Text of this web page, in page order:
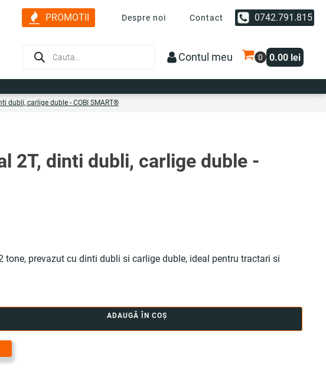
PROMOTII Despre noi Contact 0742.791.815
Products
Contul meu 0.00 lei
dubli, carlige duble - COBI SMART®
2T, dinti dubli, carlige duble -
prevazut cu dinti dubli si carlige duble, ideal pentru tractari si
ADAUGĂ ÎN COȘ